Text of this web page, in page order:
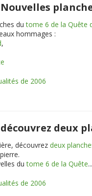
Nouvelles
dutome 6 de la Quête
hommages :
,
de 2006
découvrez deux
découvrez deux
dutome 6 de la Quête...
de 2006